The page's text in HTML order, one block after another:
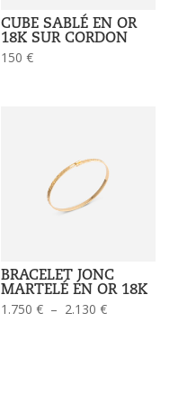
CUBE SABLÉ EN OR
18K SUR CORDON
150€
BRACELET JONC
MARTELÉ EN OR 18K
1.750€ – 2.130€Plage